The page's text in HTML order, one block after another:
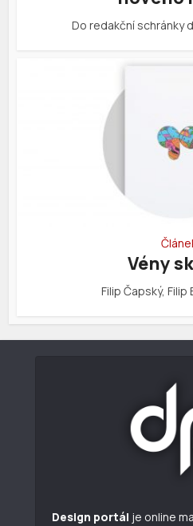
Do redakční schránky
Vény
Filip Čapský, Filip
Design portál je online